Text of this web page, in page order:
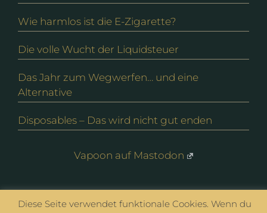
Wie harmlos ist die E-Zigarette?
Die volle Wucht der Liquidsteuer
Das Jahr zum Wegwerfen… und eine
Alternative
Disposables – Das wird nicht gut enden
Vapoon auf Mastodon
© vapoon seit 2016 |Datenschutz| Impressum
Diese Seite verwendet funktionale Cookies. Wenn du